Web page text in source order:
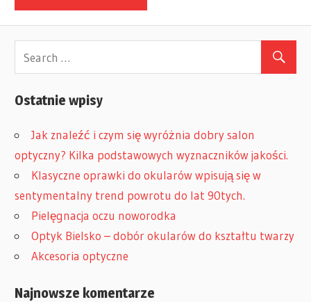
Ostatnie wpisy
Jak znaleźć i czym się wyróżnia dobry salon
optyczny? Kilka podstawowych wyznaczników jakości.
Klasyczne oprawki do okularów wpisują się w
sentymentalny trend powrotu do lat 90tych.
Pielęgnacja oczu noworodka
Optyk Bielsko – dobór okularów do kształtu twarzy
Akcesoria optyczne
Najnowsze komentarze